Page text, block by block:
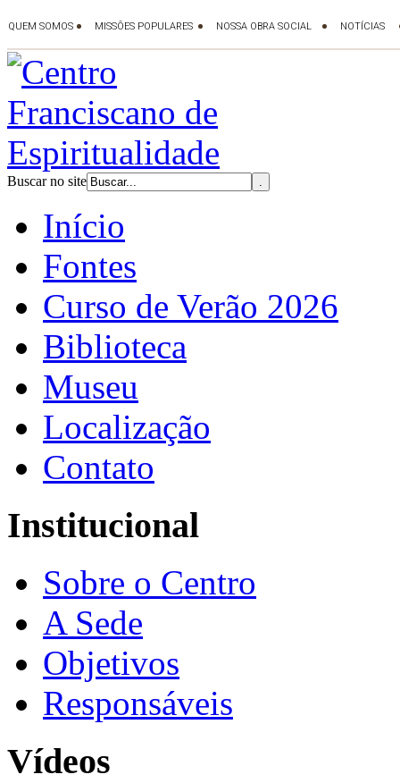
Buscar no site
Início
Fontes
Curso de Verão 2026
Biblioteca
Museu
Localização
Contato
Institucional
Sobre o Centro
A Sede
Objetivos
Responsáveis
Vídeos